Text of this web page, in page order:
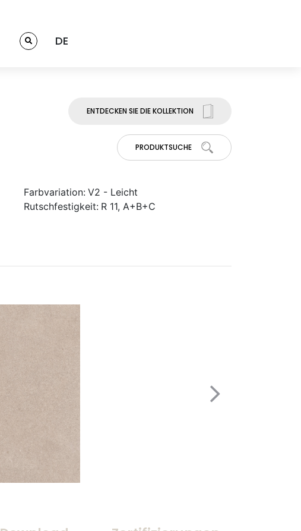
DE
ENTDECKEN SIE DIE KOLLEKTION
PRODUKTSUCHE
Farbvariation: V2 - Leicht
Rutschfestigkeit: R 11, A+B+C